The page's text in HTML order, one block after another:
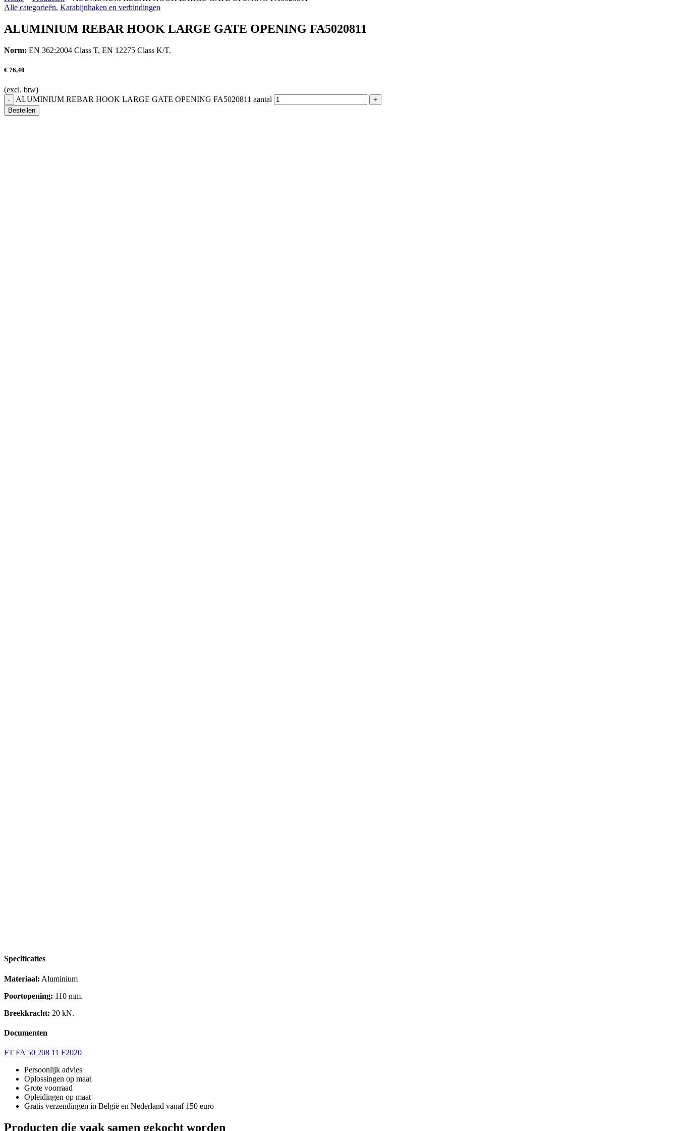
Alle categorieën, Karabijnhaken en verbindingen
ALUMINIUM REBAR HOOK LARGE GATE OPENING FA5020811
Norm: EN 362:2004 Class T, EN 12275 Class K/T.
€ 76,40
(excl. btw)
- ALUMINIUM REBAR HOOK LARGE GATE OPENING FA5020811 aantal
+
Bestellen
Specificaties
Materiaal: Aluminium
Poortopening: 110 mm.
Breekkracht: 20 kN.
Documenten
FT FA 50 208 11 F2020
Persoonlijk advies
Oplossingen op maat
Grote voorraad
Opleidingen op maat
Gratis verzendingen in België en Nederland vanaf 150 euro
Producten die vaak samen gekocht worden